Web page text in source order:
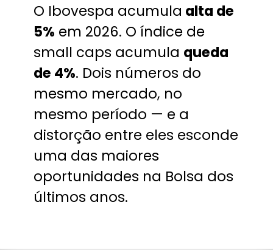
O Ibovespa acumula alta de
5% em 2026. O índice de
small caps acumula queda
de 4%. Dois números do
mesmo mercado, no
mesmo período — e a
distorção entre eles esconde
uma das maiores
oportunidades na Bolsa dos
últimos anos.